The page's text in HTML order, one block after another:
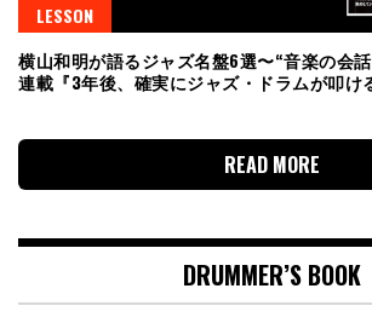
LESSON
横山和明が語るジャズ名盤6選〜“音楽の会
連載『3年後、確実にジャズ・ドラムが叩け
READ MORE
DRUMMER’S BOOK